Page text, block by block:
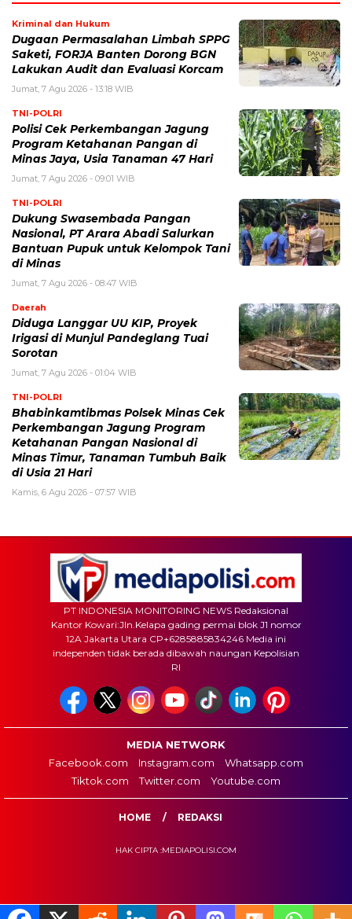
Kriminal dan Hukum
Dugaan Permasalahan Limbah SPPG
Saketi, FORJA Banten Dorong BGN
Lakukan Audit dan Evaluasi Korcam
Jumat, 7 Agu 2026 - 13:18 WIB
TNI-POLRI
Polisi Cek Perkembangan Jagung
Program Ketahanan Pangan di
Minas Jaya, Usia Tanaman 47 Hari
Jumat, 7 Agu 2026 - 09:01 WIB
TNI-POLRI
Dukung Swasembada Pangan
Nasional, PT Arara Abadi Salurkan
Bantuan Pupuk untuk Kelompok Tani
di Minas
Jumat, 7 Agu 2026 - 08:47 WIB
Daerah
Diduga Langgar UU KIP, Proyek
Irigasi di Munjul Pandeglang Tuai
Sorotan
Jumat, 7 Agu 2026 - 01:04 WIB
TNI-POLRI
Bhabinkamtibmas Polsek Minas Cek
Perkembangan Jagung Program
Ketahanan Pangan Nasional di
Minas Timur, Tanaman Tumbuh Baik
di Usia 21 Hari
Kamis, 6 Agu 2026 - 07:57 WIB
PT INDONESIA MONITORING NEWS Redaksional
Kantor Kowari:Jln.Kelapa gading permai blok J1 nomor
12A Jakarta Utara CP+6285885834246 Media ini
independen tidak berada dibawah naungan Kepolisian
RI
MEDIA NETWORK
Facebook.com
Instagram.com
Whatsapp.com
Tiktok.com
Twitter.com Youtube.com
HOME REDAKSI
HAK CIPTA :MEDIAPOLISI.COM